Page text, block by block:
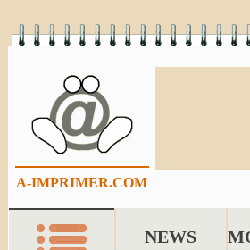
A-IMPRIMER.COM
NEWS